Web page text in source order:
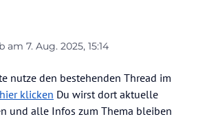
am 7. Aug. 2025, 15:14
editiert von Kourion8. Juli 2025, 15:22
nutze den bestehenden Thread im
hier klicken Du wirst dort aktuelle
und alle Infos zum Thema bleiben